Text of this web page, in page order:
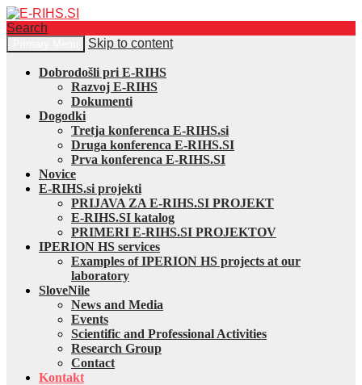
E-RIHS.SI
Search
Skip to content
Dobrodošli pri E-RIHS
Razvoj E-RIHS
Dokumenti
Dogodki
Tretja konferenca E-RIHS.si
Druga konferenca E-RIHS.SI
Prva konferenca E-RIHS.SI
Novice
E-RIHS.si projekti
PRIJAVA ZA E-RIHS.SI PROJEKT
E-RIHS.SI katalog
PRIMERI E-RIHS.SI PROJEKTOV
IPERION HS services
Examples of IPERION HS projects at our
laboratory
SloveNile
News and Media
Events
Scientific and Professional Activities
Research Group
Contact
Kontakt